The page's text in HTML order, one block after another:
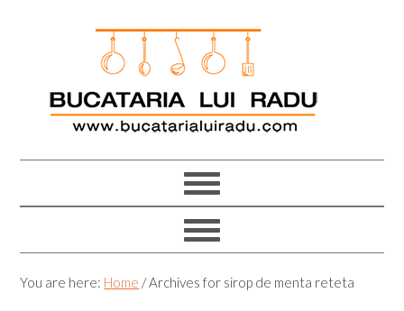
You are here: Home /Archives for sirop de menta reteta